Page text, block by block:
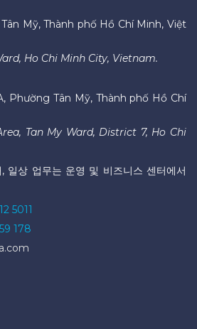
Mỹ, Thành phố Hồ Chí Minh, Việt
Ho Chi Minh City, Vietnam.
Phường Tân Mỹ, Thành phố Hồ Chí
Tan My Ward, District 7, Ho Chi
일상 업무는 운영 및 비즈니스 센터에서
5011
178